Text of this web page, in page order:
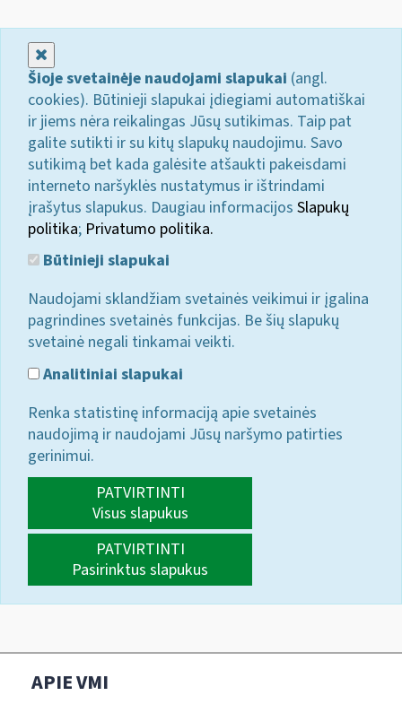
Šioje svetainėje naudojami slapukai (angl.
cookies). Būtinieji slapukai įdiegiami automatiškai
ir jiems nėra reikalingas Jūsų sutikimas. Taip pat
galite sutikti ir su kitų slapukų naudojimu. Savo
sutikimą bet kada galėsite atšaukti pakeisdami
interneto naršyklės nustatymus ir ištrindami
įrašytus slapukus. Daugiau informacijos Slapukų
politika; Privatumo politika.
Būtinieji slapukai
Naudojami sklandžiam svetainės veikimui ir įgalina
pagrindines svetainės funkcijas. Be šių slapukų
svetainė negali tinkamai veikti.
Analitiniai slapukai
Renka statistinę informaciją apie svetainės
naudojimą ir naudojami Jūsų naršymo patirties
gerinimui.
PATVIRTINTI
Visus slapukus
PATVIRTINTI
Pasirinktus slapukus
APIE VMI